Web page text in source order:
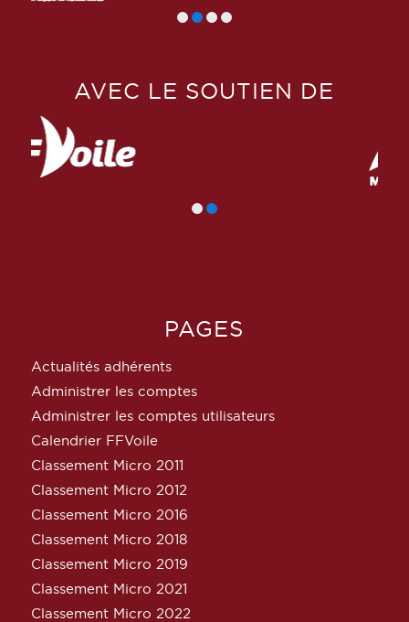
AVEC LE SOUTIEN DE
PAGES
Actualités adhérents
Administrer les comptes
Administrer les comptes utilisateurs
Calendrier FFVoile
Classement Micro 2011
Classement Micro 2012
Classement Micro 2016
Classement Micro 2018
Classement Micro 2019
Classement Micro 2021
Classement Micro 2022